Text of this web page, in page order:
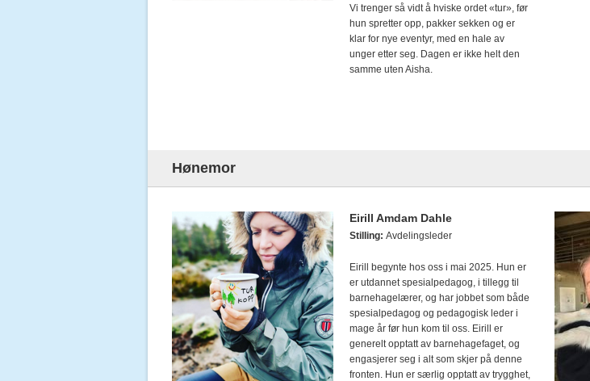
Vi trenger så vidt å hviske ordet «tur», før
hun spretter opp, pakker sekken og er
klar for nye eventyr, med en hale av
unger etter seg. Dagen er ikke helt den
samme uten Aisha.
Hønemor
Eirill Amdam Dahle
Stilling: Avdelingsleder
Eirill begynte hos oss i mai 2025. Hun er
er utdannet spesialpedagog, i tillegg til
barnehagelærer, og har jobbet som både
spesialpedagog og pedagogisk leder i
mage år før hun kom til oss. Eirill er
generelt opptatt av barnehagefaget, og
engasjerer seg i alt som skjer på denne
fronten. Hun er særlig opptatt av trygghet,